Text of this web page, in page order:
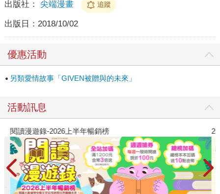
出版社： 尖端漫畫 追蹤
出版日： 2018/10/02
優惠活動
另類愛情故事「GIVEN被贈與的未來」
活動訊息
閱讀漫遊錄-2026上半年暢銷榜